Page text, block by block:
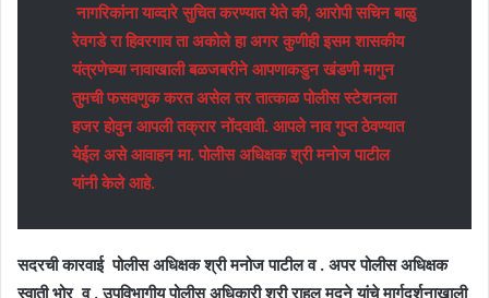
नागरिकांना याव्दारे सुचित करण्यात येते की, आरोपी सचिन बाळु
रेवगडे रा हिवरगाव ता अकोले हा अगर कुणीही इसम शासकीय
यंत्रणेच्या नावाखाली बळजबरीने आपणाकडुन खंडणी मागुन
तुमची फसवणुक करत असेल तर तात्काळ पोलीस स्टेशनला
हजर होवुन आपली तक्रार नोंदवावी. आपले नाव गुप्त ठेवण्यात
येईल असे आवाहन मा. पोलीस अधिक्षक श्री मनोज पाटील
यांनी केले आहे.
सदरची कारवाई पोलीस अधिक्षक श्री मनोज पाटील व . अपर पोलीस अधिक्षक
स्वाती भोर व . उपविभागीय पोलीस अधिकारी श्री राहुल मदने यांचे मार्गदर्शनाखाली